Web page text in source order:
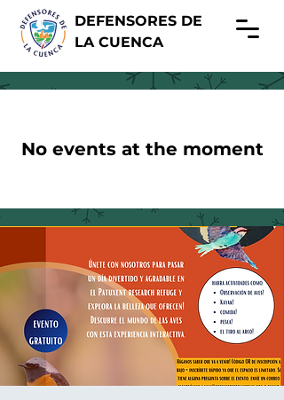
DEFENSORES DE
LA CUENCA
No events at the moment